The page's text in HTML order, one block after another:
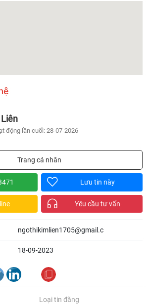
động lần cuối: 28-07-2026
Trang cá nhân
Lưu tin này
Yêu cầu tư vấn
ngothikimlien1705@gmail.c
18-09-2023
Loại tin đăng